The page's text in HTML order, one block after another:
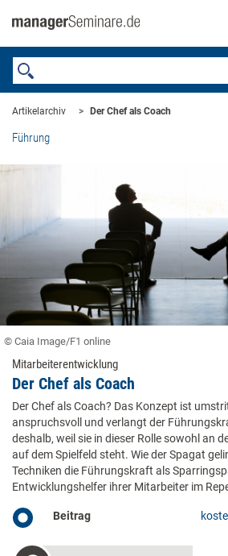
Artikelarchiv Der Chef als Coach
Führung
© Caia Image/F1 online
Mitarbeiterentwicklung
Der Chef als Coach
Der Chef als Coach? Das Konzept ist
anspruchsvoll und verlangt der
deshalb, weil sie in dieser Rolle sowohl an
auf dem Spielfeld steht. Wie der Spagat
Techniken die Führungskraft als
Entwicklungshelfer ihrer Mitarbeiter im
Beitrag